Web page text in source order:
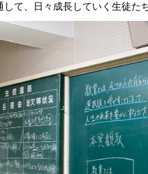
て、日々成長していく生徒た